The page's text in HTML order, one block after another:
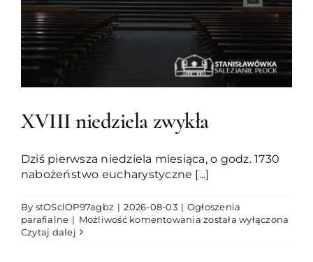
Grupy parafialne
Wspólnoty
Oddanie 33
Kancelaria
Kontakt
XVIII niedziela zwykła
Dziś pierwsza niedziela miesiąca, o godz. 1730
nabożeństwo eucharystyczne [...]
By stOSclOP97agbz | 2026-08-03 | Ogłoszenia
parafialne | Możliwość komentowaniaXVIII
została wyłączona
Czytaj dalej